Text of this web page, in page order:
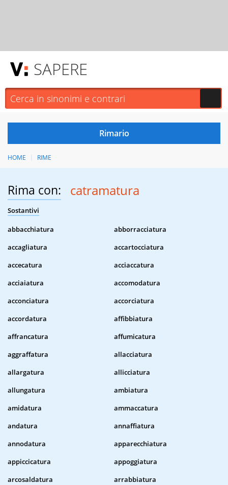
SAPERE
HOME RIME
Rima con: catramatura
Sostantivi
abbacchiatura
abborracciatura
accagliatura
accartocciatura
accecatura
acciaccatura
acciaiatura
accomodatura
acconciatura
accorciatura
accordatura
affibbiatura
affrancatura
affumicatura
aggraffatura
allacciatura
allargatura
allicciatura
allungatura
ambiatura
amidatura
ammaccatura
andatura
annaffiatura
annodatura
apparecchiatura
appiccicatura
appoggiatura
arcosaldatura
arrabbiatura